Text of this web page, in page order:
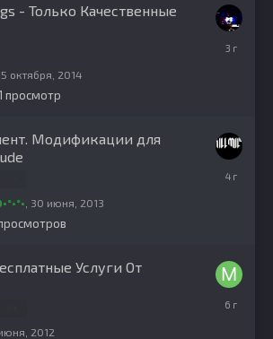
- Только Качественные
октября, 2014
просмотр
сентября,
Модификации для
30 июня, 2013
июня,
Услуги От
2012
сентября,